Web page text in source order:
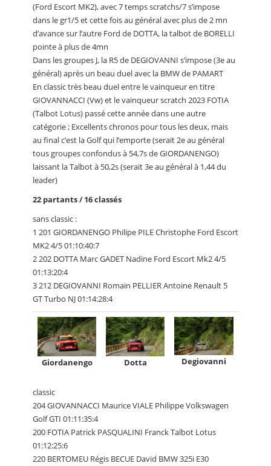
(Ford Escort MK2), avec 7 temps scratchs/7 s’impose
dans le gr1/5 et cette fois au général avec plus de 2 mn
d’avance sur l’autre Ford de DOTTA, la talbot de BORELLI
pointe à plus de 4mn
Dans les groupes J, la R5 de DEGIOVANNI s’impose (3e au
général) après un beau duel avec la BMW de PAMART
En classic très beau duel entre le vainqueur en titre
GIOVANNACCI (Vw) et le vainqueur scratch 2023 FOTIA
(Talbot Lotus) passé cette année dans une autre
catégorie ; Excellents chronos pour tous les deux, mais
au final c’est la Golf qui l’emporte (serait 2e au général
tous groupes confondus à 54,7s de GIORDANENGO)
laissant la Talbot à 50,2s (serait 3e au général à 1,44 du
leader)
22 partants / 16 classés
sans classic :
1 201 GIORDANENGO Philipe PILE Christophe Ford Escort
MK2 4/5 01:10:40:7
2 202 DOTTA Marc GADET Nadine Ford Escort Mk2 4/5
01:13:20:4
3 212 DEGIOVANNI Romain PELLIER Antoine Renault 5
GT Turbo NJ 01:14:28:4
Giordanengo Dotta Degiovanni
classic
204 GIOVANNACCI Maurice VIALE Philippe Volkswagen
Golf GTI 01:11:35:4
200 FOTIA Patrick PASQUALINI Franck Talbot Lotus
01:12:25:6
220 BERTOMEU Régis BECUE David BMW 325i E30